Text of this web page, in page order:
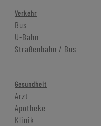
Verkehr
Bus
U-Bahn
Straßenbahn / Bus
Gesundheit
Arzt
Apotheke
Klinik